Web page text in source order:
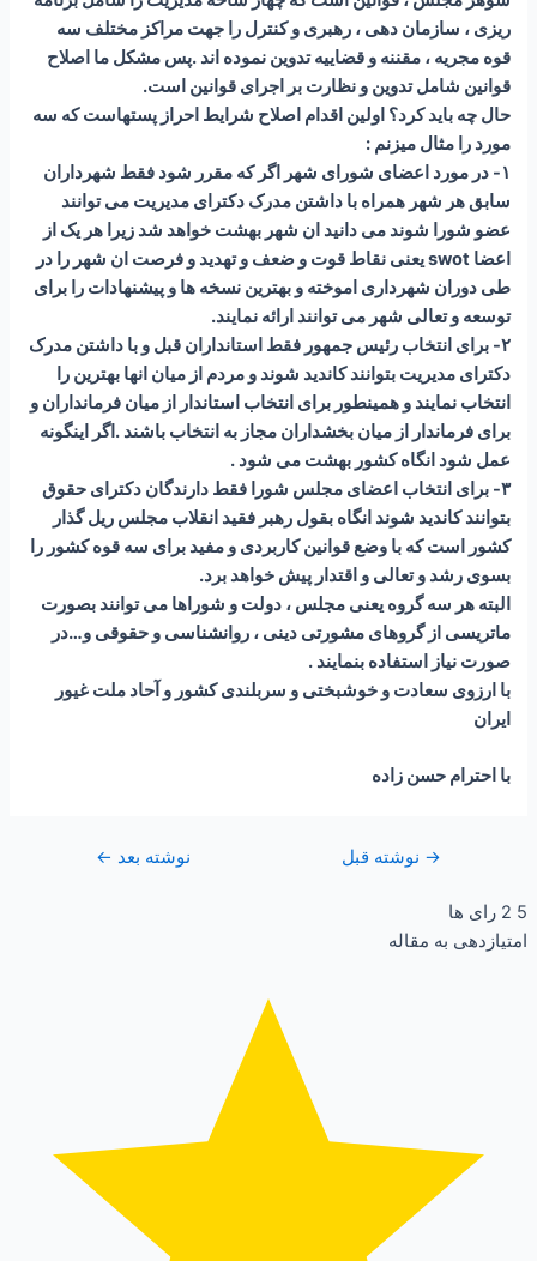
ریزی ، سازمان دهی ، رهبری و کنترل را جهت مراکز مختلف سه
قوه مجریه ، مقننه و قضاییه تدوین نموده اند .پس مشکل ما اصلاح
قوانین شامل تدوین و نظارت بر اجرای قوانین است.
حال چه باید کرد؟ اولین اقدام اصلاح شرایط احراز پستهاست که سه
مورد را مثال میزنم :
۱- در مورد اعضای شورای شهر اگر که مقرر شود فقط شهرداران
سابق هر شهر همراه با داشتن مدرک دکترای مدیریت می توانند
عضو شورا شوند می دانید ان شهر بهشت خواهد شد زیرا هر یک از
اعضا swot یعنی نقاط قوت و ضعف و تهدید و فرصت ان شهر را در
طی دوران شهرداری اموخته و بهترین نسخه ها و پیشنهادات را برای
توسعه و تعالی شهر می توانند ارائه نمایند.
۲- برای انتخاب رئیس جمهور فقط استانداران قبل و با داشتن مدرک
دکترای مدیریت بتوانند کاندید شوند و مردم از میان انها بهترین را
انتخاب نمایند و همینطور برای انتخاب استاندار از میان فرمانداران و
برای فرماندار از میان بخشداران مجاز به انتخاب باشند .اگر اینگونه
عمل شود انگاه کشور بهشت می شود .
۳- برای انتخاب اعضای مجلس شورا فقط دارندگان دکترای حقوق
بتوانند کاندید شوند انگاه بقول رهبر فقید انقلاب مجلس ریل گذار
کشور است که با وضع قوانین کاربردی و مفید برای سه قوه کشور را
بسوی رشد و تعالی و اقتدار پیش خواهد برد.
البته هر سه گروه یعنی مجلس ، دولت و شوراها می توانند بصورت
ماتریسی از گروهای مشورتی دینی ، روانشناسی و حقوقی و…در
صورت نیاز استفاده بنمایند .
با ارزوی سعادت و خوشبختی و سربلندی کشور و آحاد ملت غیور
ایران
با احترام حسن زاده
→ نوشته قبل نوشته بعد ←
5
2 رای ها
امتیازدهی به مقاله